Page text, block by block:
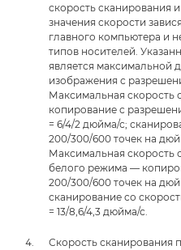
скорость сканирования
значения скорости
главного компьютера и
типов носителей.
является максимальной
изображения с
Максимальная скорость
копирование с
= 6/4/2 дюйма/с;
200/300/600 точек на
Максимальная скорость
белого режима —
200/300/600 точек на
сканирование со
= 13/8,6/4,3 дюйма/с.
Скорость сканирования